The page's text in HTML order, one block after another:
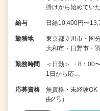
掛けから始めてい
給与 日給10,400円〜
勤務地
東京都立川市・国
大和市・日野市・
勤務時間
＜日勤＞ ・8：00
1日から応…
応募資格
無資格・未経験
由2号）